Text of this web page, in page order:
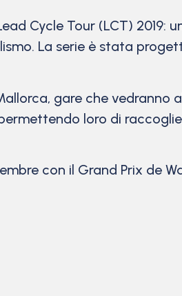
Cycle Tour (LCT) 2019:
La serie è stata
gare che vedranno
loro di
con il Grand Prix de